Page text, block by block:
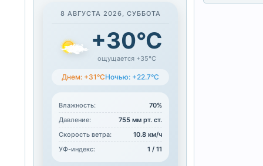
8 АВГУСТА 2026, СУББОТА
+30°C
ощущается +35°C
Днем: +31°CНочью: +22.7°C
Влажность:
70%
Давление:
755 мм рт. ст.
Скорость ветра:
10.8 км/ч
УФ-индекс:
1 / 11